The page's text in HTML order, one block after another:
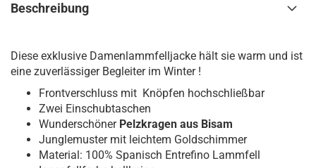
Beschreibung
Diese exklusive Damenlammfelljacke hält sie warm und ist
eine zuverlässiger Begleiter im Winter !
Frontverschluss mit Knöpfen hochschließbar
Zwei Einschubtaschen
Wunderschöner Pelzkragen aus Bisam
Junglemuster mit leichtem Goldschimmer
Material: 100% Spanisch Entrefino Lammfell